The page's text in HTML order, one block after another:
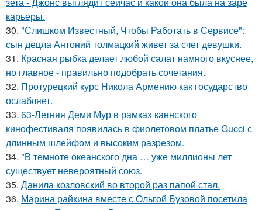
карьеры.
30. "Слишком Известный, Чтобы Работать в Сервисе":
сын децла Антоний толмацкий живет за счет девушки.
31. Красная рыбка делает любой салат намного вкуснее,
но главное - правильно подобрать сочетания.
32. Протурецкий курс Никола Армению как государство
ослабляет.
33. 63-Летняя Деми Мур в рамках каннского
кинофестиваля появилась в фиолетовом платье Gucci с
длинным шлейфом и высоким разрезом.
34. "В темноте океанского дна … уже миллионы лет
существует невероятный союз.
35. Данила козловский во второй раз папой стал.
36. Марина райкина вместе с Ольгой Бузовой посетила